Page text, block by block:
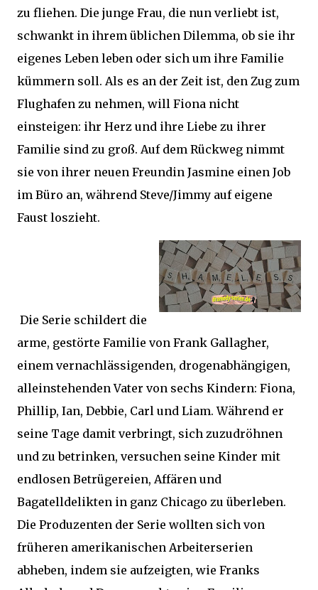
zu fliehen. Die junge Frau, die nun verliebt ist,
schwankt in ihrem üblichen Dilemma, ob sie ihr
eigenes Leben leben oder sich um ihre Familie
kümmern soll. Als es an der Zeit ist, den Zug zum
Flughafen zu nehmen, will Fiona nicht
einsteigen: ihr Herz und ihre Liebe zu ihrer
Familie sind zu groß. Auf dem Rückweg nimmt
sie von ihrer neuen Freundin Jasmine einen Job
im Büro an, während Steve/Jimmy auf eigene
Faust loszieht.
Die Serie schildert die
arme, gestörte Familie von Frank Gallagher,
einem vernachlässigenden, drogenabhängigen,
alleinstehenden Vater von sechs Kindern: Fiona,
Phillip, Ian, Debbie, Carl und Liam. Während er
seine Tage damit verbringt, sich zuzudröhnen
und zu betrinken, versuchen seine Kinder mit
endlosen Betrügereien, Affären und
Bagatelldelikten in ganz Chicago zu überleben.
Die Produzenten der Serie wollten sich von
früheren amerikanischen Arbeiterserien
abheben, indem sie aufzeigten, wie Franks